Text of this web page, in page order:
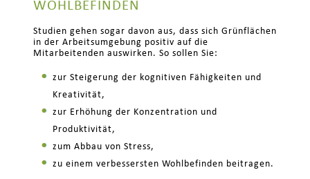
WOHLBEFINDEN
Studien gehen sogar davon aus, dass sich Grünflächen
in der Arbeitsumgebung positiv auf die
Mitarbeitenden auswirken. So sollen Sie:
zur Steigerung der kognitiven Fähigkeiten und
Kreativität,
zur Erhöhung der Konzentration und
Produktivität,
zum Abbau von Stress,
zu einem verbessersten Wohlbefinden beitragen.